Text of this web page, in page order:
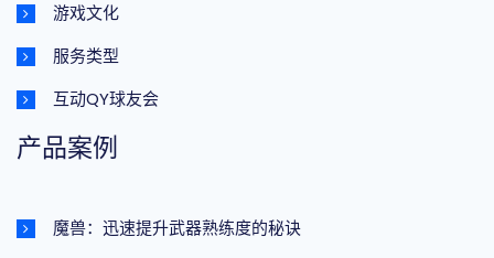
游戏文化
服务类型
互动QY球友会
产品案例
魔兽：迅速提升武器熟练度的秘诀